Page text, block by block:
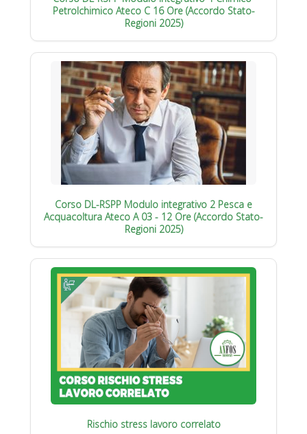
Petrolchimico Ateco C 16 Ore (Accordo Stato-
Regioni 2025)
Corso DL-RSPP Modulo integrativo 2 Pesca e
Acquacoltura Ateco A 03 - 12 Ore (Accordo Stato-
Regioni 2025)
Rischio stress lavoro correlato